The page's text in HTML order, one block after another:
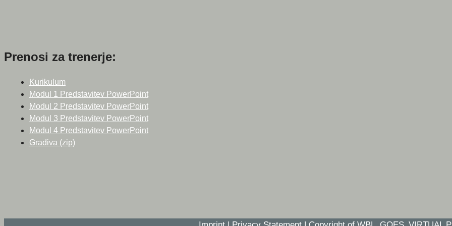
Prenosi za trenerje:
Kurikulum
Modul 1 Predstavitev PowerPoint
Modul 2 Predstavitev PowerPoint
Modul 3 Predstavitev PowerPoint
Modul 4 Predstavitev PowerPoint
Gradiva (zip)